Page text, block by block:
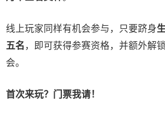
线上玩家同样有机会参与，只要跻身
五名 ，即可获得参赛资格，并额外解
会。
首次来玩？门票我请！